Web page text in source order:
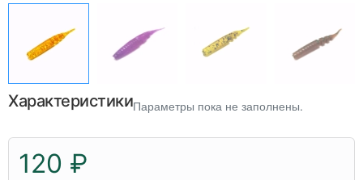
ХарактеристикиПараметры пока не заполнены.
120 ₽